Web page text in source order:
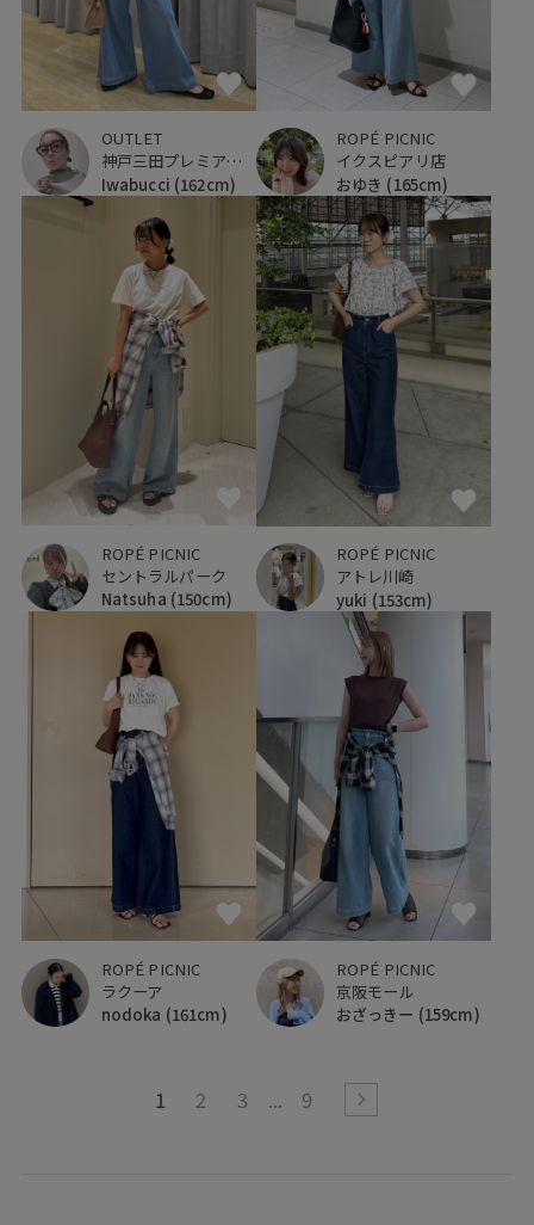
OUTLET
神戸三田プレミアム・アウトレット
Iwabucci (162cm)
ROPÉ PICNIC
イクスピアリ店
おゆき (165cm)
ROPÉ PICNIC
セントラルパーク
Natsuha (150cm)
ROPÉ PICNIC
アトレ川崎
yuki (153cm)
ROPÉ PICNIC
ラクーア
nodoka (161cm)
ROPÉ PICNIC
京阪モール
おざっきー (159cm)
1 2 3 9